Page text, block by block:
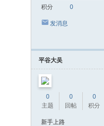
积分 0
发消息
平谷大吴
0
主题
0
回帖
0
积分
新手上路